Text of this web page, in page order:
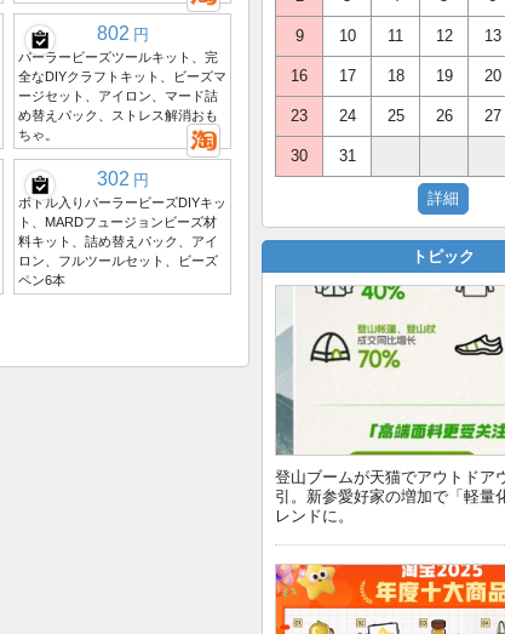
802 円
パーラービーズツールキット、完
全なDIYクラフトキット、ビーズマ
ージセット、アイロン、マード詰
め替えパック、ストレス解消おも
ちゃ。
302 円
ボトル入りパーラービーズDIYキッ
ト、MARDフュージョンビーズ材
料キット、詰め替えパック、アイ
ロン、フルツールセット、ビーズ
ペン6本
9 10 11 12 13
16 17 18 19 20
23 24 25 26 27
30 31
トピック
登山ブームが天猫でアウトドア
引。新参愛好家の増加で「軽量
レンドに。